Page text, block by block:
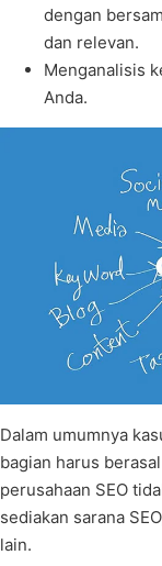
dengan
dan relevan.
Menganalisis
Anda.
Dalam umumnya
bagian harus
perusahaan SEO
sediakan sarana
lain.